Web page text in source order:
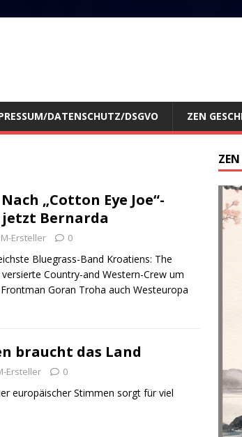
DATENSCHUTZ/DSGVO ZEN
„Cotton Eye Joe“-
Bernarda
Ersteller 0
Bluegrass-Band Kroatiens: The
Country-and Western-Crew um
Goran Troha auch Westeuropa
braucht das Land
Ersteller 0
europäischer Stimmen sorgt für viel